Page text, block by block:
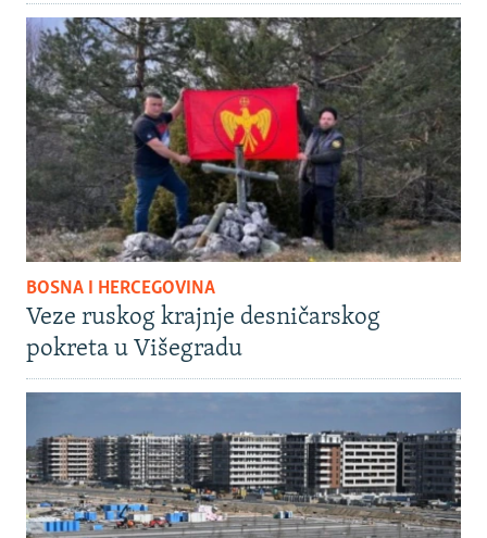
BOSNA I HERCEGOVINA
Veze ruskog krajnje desničarskog
pokreta u Višegradu